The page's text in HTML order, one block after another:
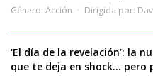
Género: Acción Dirigida por:
‘El día de la revelación’: la
que te deja en shock… pero